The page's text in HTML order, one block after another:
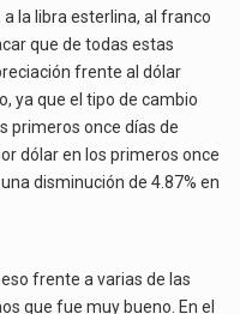
la libra esterlina, al franco
que de todas estas
frente al dólar
ya que el tipo de cambio
primeros once días de
dólar en los primeros once
disminución de 4.87% en
frente a varias de las
que fue muy bueno. En el